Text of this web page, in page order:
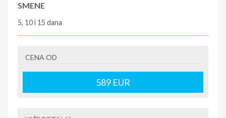
SMENE
5, 10 i 15 dana
First minute popusti
U CENU JE UKLJUČENO
- Najam apartmana u predviđenim terminima iz tabela. -
CENA OD
589 EUR